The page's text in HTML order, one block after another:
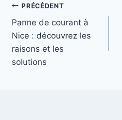
Navigation
de
l’article
PRÉCÉDENT
Panne de courant à
Nice : découvrez les
raisons et les
solutions